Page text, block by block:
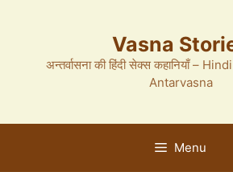
Vasna
अन्तर्वासना की हिंदी सेक्स कहानियाँ –
Antarvasna
Menu